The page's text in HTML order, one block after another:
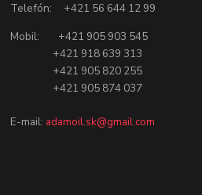
Telefón: +421 56 644 12 99
Mobil: +421 905 903 545
+421 918 639 313
+421 905 820 255
+421 905 874 037
E-mail: adamoil.sk@gmail.com